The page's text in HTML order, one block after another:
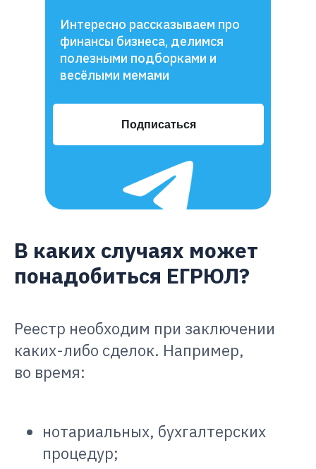
Подписаться
Интересно рассказываем про
финансы бизнеса, делимся
полезными подборками и
весёлыми мемами
В каких случаях может
понадобиться ЕГРЮЛ?
Реестр необходим при заключении
каких-либо сделок. Например,
во время:
нотариальных, бухгалтерских
процедур;